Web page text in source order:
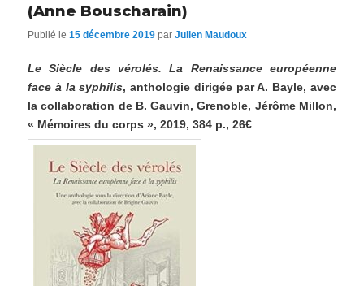
(Anne Bouscharain)
Publié le15 décembre 2019 parJulien Maudoux
Le Siècle des vérolés. La Renaissance européenne
face à la syphilis, anthologie dirigée par A. Bayle, avec
la collaboration de B. Gauvin, Grenoble, Jérôme Millon,
« Mémoires du corps », 2019, 384 p., 26€